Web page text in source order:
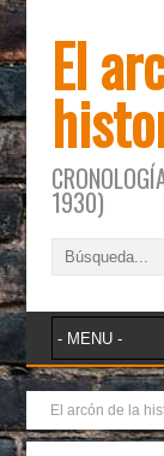
El
1930)
El arcón de la